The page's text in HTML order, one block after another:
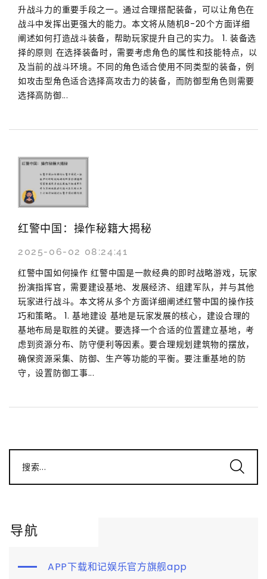
升战斗力的重要手段之一。通过合理搭配装备，可以让角色在
战斗中发挥出更强大的能力。本文将从随机8-20个方面详细
阐述如何打造战斗装备，帮助玩家提升自己的实力。 1. 装备选
择的原则 在选择装备时，需要考虑角色的属性和技能特点，以
及当前的战斗环境。不同的角色适合使用不同类型的装备，例
如攻击型角色适合选择高攻击力的装备，而防御型角色则需要
选择高防御...
红警中国：操作秘籍大揭秘
2025-06-02 08:24:41
红警中国如何操作 红警中国是一款经典的即时战略游戏，玩家
扮演指挥官，需要建设基地、发展经济、组建军队，并与其他
玩家进行战斗。本文将从多个方面详细阐述红警中国的操作技
巧和策略。 1. 基地建设 基地是玩家发展的核心，建设合理的
基地布局是取胜的关键。要选择一个合适的位置建立基地，考
虑到资源分布、防守便利等因素。要合理规划建筑物的摆放，
确保资源采集、防御、生产等功能的平衡。要注重基地的防
守，设置防御工事...
搜索...
导航
APP下载和记娱乐官方旗舰app